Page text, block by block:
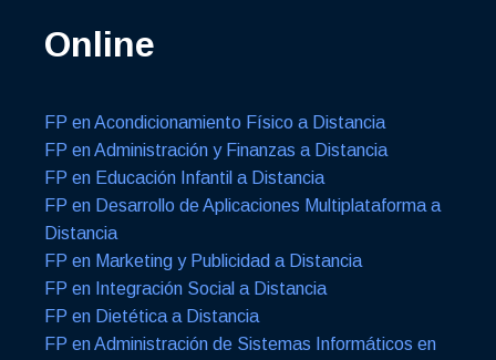
Online
FP en Acondicionamiento Físico a Distancia
FP en Administración y Finanzas a Distancia
FP en Educación Infantil a Distancia
FP en Desarrollo de Aplicaciones Multiplataforma a
Distancia
FP en Marketing y Publicidad a Distancia
FP en Integración Social a Distancia
FP en Dietética a Distancia
FP en Administración de Sistemas Informáticos en